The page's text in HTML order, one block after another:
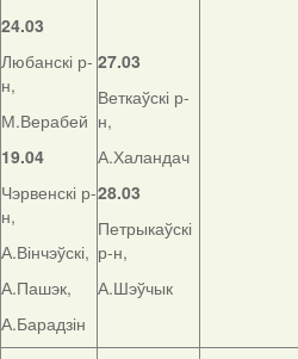
24.03
Любанскі р-
н,
М.Верабей
19.04
Чэрвенскі р-
н,
А.Вінчэўскі,
А.Пашэк,
А.Барадзін
27.03
Веткаўскі р-
н,
А.Халандач
28.03
Петрыкаўскі
р-н,
А.Шэўчык